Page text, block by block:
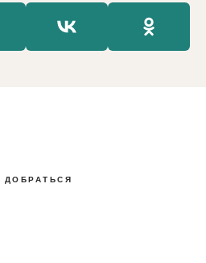
ДОБРАТЬСЯ